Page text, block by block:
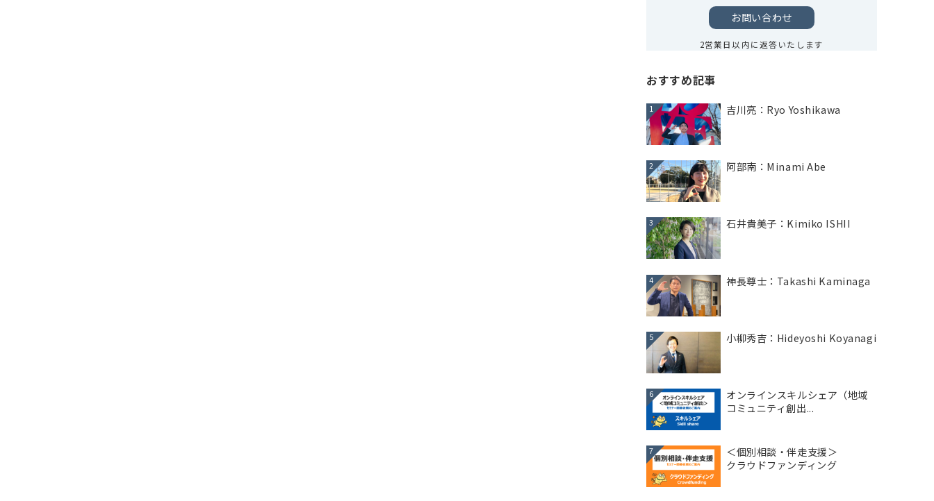
お問い合わせ
2営業日以内に返答いたします
おすすめ記事
1 吉川亮：Ryo Yoshikawa
2 阿部南：Minami Abe
3 石井貴美子：Kimiko ISHII
4 神長尊士：Takashi Kaminaga
5 小柳秀吉：Hideyoshi Koyanagi
6
オンラインスキルシェア（地域
コミュニティ創出...
7
＜個別相談・伴走支援＞
クラウドファンディング